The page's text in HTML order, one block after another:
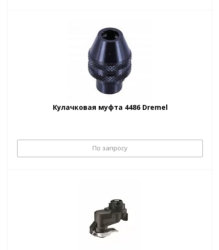
Кулачковая муфта 4486 Dremel
По запросу